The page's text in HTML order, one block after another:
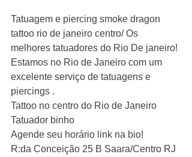
Tatuagem e piercing smoke dragon
tattoo rio de janeiro centro/ Os
melhores tatuadores do Rio De janeiro!
Estamos no Rio de Janeiro com um
excelente serviço de tatuagens e
piercings .
Tattoo no centro do Rio de Janeiro
Tatuador binho
Agende seu horário link na bio!
R:da Conceição 25 B Saara/Centro RJ